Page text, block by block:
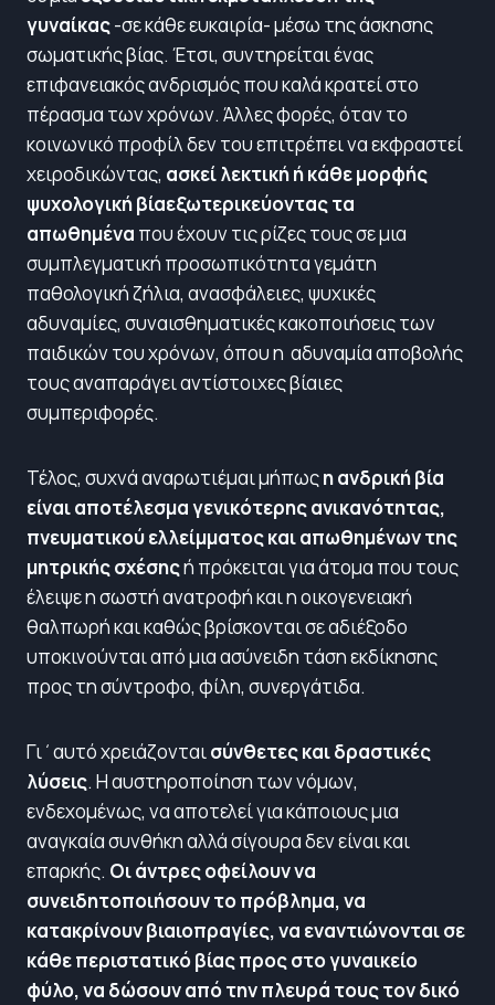
γυναίκας-σε κάθε ευκαιρία- μέσω της άσκησης
σωματικής βίας. Έτσι, συντηρείται ένας
επιφανειακός ανδρισμός που καλά κρατεί στο
πέρασμα των χρόνων. Άλλες φορές, όταν το
κοινωνικό προφίλ δεν του επιτρέπει να εκφραστεί
χειροδικώντας, ασκεί λεκτική ή κάθε μορφής
ψυχολογική βίαεξωτερικεύοντας τα
απωθημένα που έχουν τις ρίζες τους σε μια
συμπλεγματική προσωπικότητα γεμάτη
παθολογική ζήλια, ανασφάλειες, ψυχικές
αδυναμίες, συναισθηματικές κακοποιήσεις των
παιδικών του χρόνων, όπου η αδυναμία αποβολής
τους αναπαράγει αντίστοιχες βίαιες
συμπεριφορές.
Τέλος, συχνά αναρωτιέμαι μήπωςη ανδρική βία
είναι αποτέλεσμα γενικότερης ανικανότητας,
πνευματικού ελλείμματος και απωθημένων της
μητρικής σχέσηςή πρόκειται για άτομα που τους
έλειψε η σωστή ανατροφή και η οικογενειακή
θαλπωρή και καθώς βρίσκονται σε αδιέξοδο
υποκινούνται από μια ασύνειδη τάση εκδίκησης
προς τη σύντροφο, φίλη, συνεργάτιδα.
Γι΄αυτό χρειάζονταισύνθετες και δραστικές
λύσεις. Η αυστηροποίηση των νόμων,
ενδεχομένως, να αποτελεί για κάποιους μια
αναγκαία συνθήκη αλλά σίγουρα δεν είναι και
επαρκής. Οι άντρες οφείλουν να
συνειδητοποιήσουν το πρόβλημα, να
κατακρίνουν βιαιοπραγίες, να εναντιώνονται σε
κάθε περιστατικό βίας προς στο γυναικείο
φύλο, να δώσουν από την πλευρά τους τον δικό